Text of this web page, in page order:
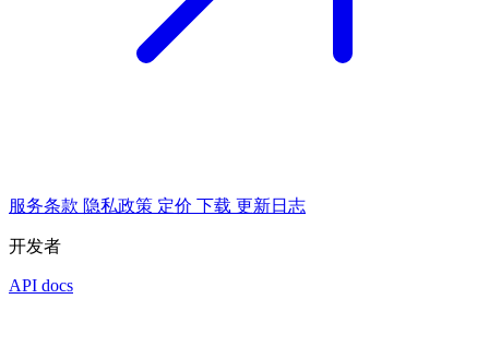
服务条款 隐私政策 定价 下载 更新日志
开发者
API docs